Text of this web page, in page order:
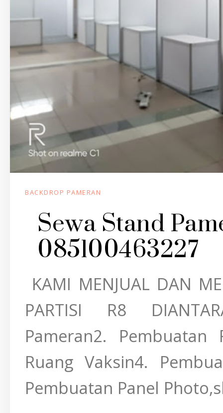
BACKDROP PAMERAN
Sewa Stand
085100463227
KAMI MENJUAL DAN
PARTISI R8
Pameran2.
Ruang Vaksin4.
Pembuatan Panel